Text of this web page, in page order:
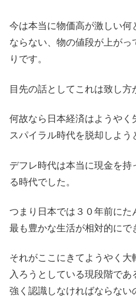
今は本当に物価高が激しい
ならない、物の値段が上が
りです。
目先の話としてこれは致し方
何故なら日本経済はようやく
スパイラル時代を脱却しよう
デフレ時代は本当に現金を
る時代でした。
つまり日本では３０年前に
最も豊かな生活が相対的にで
それがここにきてようやく
入ろうとしている現段階で
強く認識しなければならない